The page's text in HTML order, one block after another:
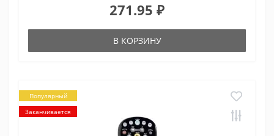
271.95 ₽
В КОРЗИНУ
Популярный
Заканчивается